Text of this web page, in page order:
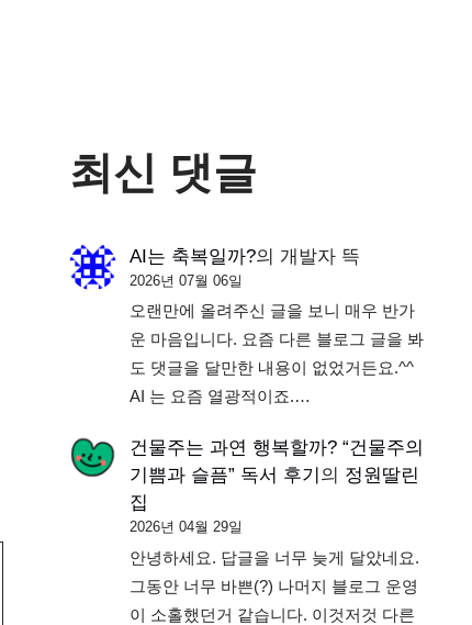
최신 댓글
AI는 축복일까?의 개발자 뜩
2026년 07월 06일
오랜만에 올려주신 글을 보니 매우 반가
운 마음입니다. 요즘 다른 블로그 글을 봐
도 댓글을 달만한 내용이 없었거든요.^^
AI 는 요즘 열광적이죠.…
건물주는 과연 행복할까? “건물주의
기쁨과 슬픔” 독서 후기 의 정원딸린
집
2026년 04월 29일
안녕하세요. 답글을 너무 늦게 달았네요.
그동안 너무 바쁜(?) 나머지 블로그 운영
이 소홀했던거 같습니다. 이것저것 다른